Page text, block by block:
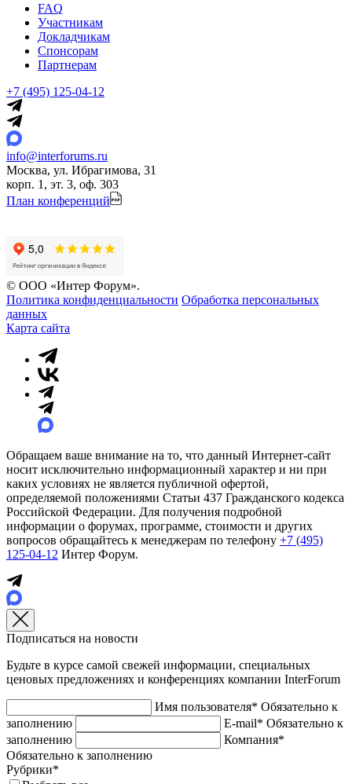
FAQ
Участникам
Докладчикам
Спонсорам
Партнерам
+7 (495) 125-04-12
info@interforums.ru
Москва, ул. Ибрагимова, 31
корп. 1, эт. 3, оф. 303
План конференций
© ООО «Интер Форум».
Политика конфиденциальности Обработка персональных
данных
Карта сайта
Обращаем ваше внимание на то, что данный Интернет-сайт
носит исключительно информационный характер и ни при
каких условиях не является публичной офертой,
определяемой положениями Статьи 437 Гражданского кодекса
Российской Федерации. Для получения подробной
информации о форумах, программе, стоимости и других
вопросов обращайтесь к менеджерам по телефону +7 (495)
125-04-12 Интер Форум.
Подписаться на новости
Будьте в курсе самой свежей информации, специальных
ценовых предложениях и конференциях компании InterForum
Имя пользователя* Обязательно к
заполнению
E-mail* Обязательно к
заполнению
Компания*
Обязательно к заполнению
Рубрики*